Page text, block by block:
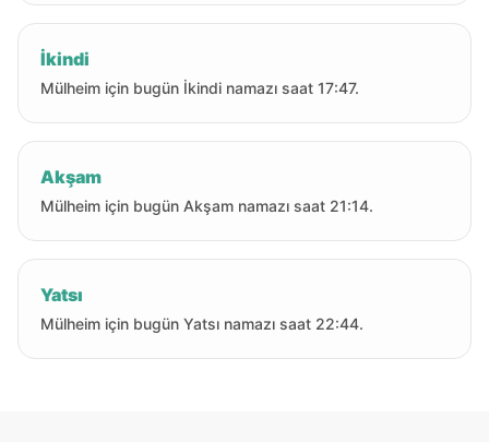
İkindi
Mülheim için bugün İkindi namazı saat 17:47.
Akşam
Mülheim için bugün Akşam namazı saat 21:14.
Yatsı
Mülheim için bugün Yatsı namazı saat 22:44.